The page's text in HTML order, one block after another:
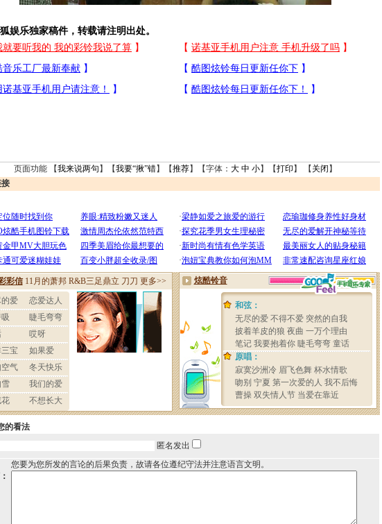
乐独家稿件，转载请注明出处。
页面功能 【我来说两句 】【我要“揪”错】【推荐】【字体： 大 中 小】【打印 】 【 关闭 】
的看法
匿名发出
您要为您所发的言论的后果负责，故请各位遵纪守法并注意语言文明。